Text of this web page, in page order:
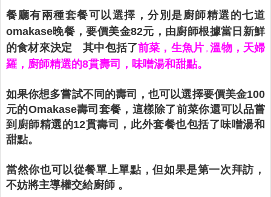
餐廳有兩種套餐可以選擇，分別是廚師精選的七道
omakase晚餐，要價美金82元， 由廚師根據當日新鮮
的食材來決定其中包括了前菜，生魚片 ， 溫物，天婦
羅，廚師精選的8貫壽司，味噌湯和甜點。
如果你想多嘗試不同的壽司，也可以選擇要價美金100
元的Omakase壽司套餐，這樣除了前菜你還可以品嘗
到廚師精選的12貫壽司， 此外套餐也包括了味噌湯和
甜點。
當然你也可以從餐單上單點，但如果是第一次拜訪，
不妨將主導權交給廚師 。